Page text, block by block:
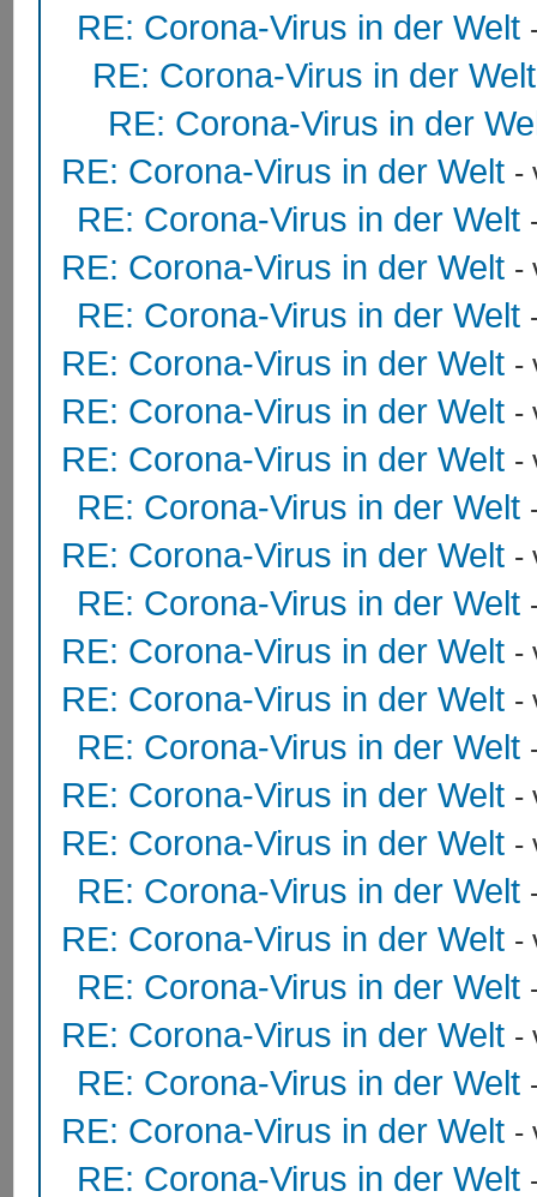
RE: Corona-Virus in der Welt
RE: Corona-Virus in der Welt
RE: Corona-Virus in der
RE: Corona-Virus in der Welt -
RE: Corona-Virus in der Welt
RE: Corona-Virus in der Welt -
RE: Corona-Virus in der Welt
RE: Corona-Virus in der Welt -
RE: Corona-Virus in der Welt -
RE: Corona-Virus in der Welt -
RE: Corona-Virus in der Welt
RE: Corona-Virus in der Welt -
RE: Corona-Virus in der Welt
RE: Corona-Virus in der Welt -
RE: Corona-Virus in der Welt -
RE: Corona-Virus in der Welt
RE: Corona-Virus in der Welt -
RE: Corona-Virus in der Welt -
RE: Corona-Virus in der Welt
RE: Corona-Virus in der Welt -
RE: Corona-Virus in der Welt
RE: Corona-Virus in der Welt -
RE: Corona-Virus in der Welt
RE: Corona-Virus in der Welt -
RE: Corona-Virus in der Welt